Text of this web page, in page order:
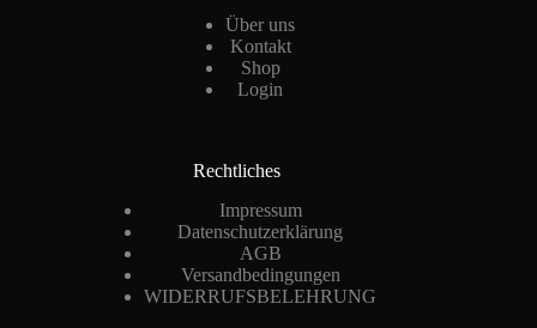
Über uns
Kontakt
Shop
Login
Rechtliches
Impressum
Datenschutzerklärung
AGB
Versandbedingungen
WIDERRUFSBELEHRUNG